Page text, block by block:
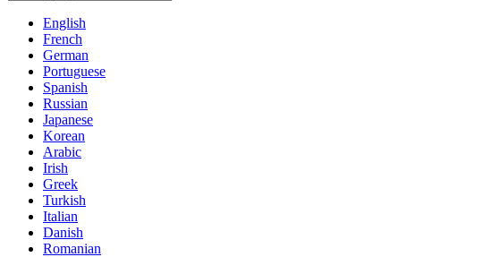
English
French
German
Portuguese
Spanish
Russian
Japanese
Korean
Arabic
Irish
Greek
Turkish
Italian
Danish
Romanian